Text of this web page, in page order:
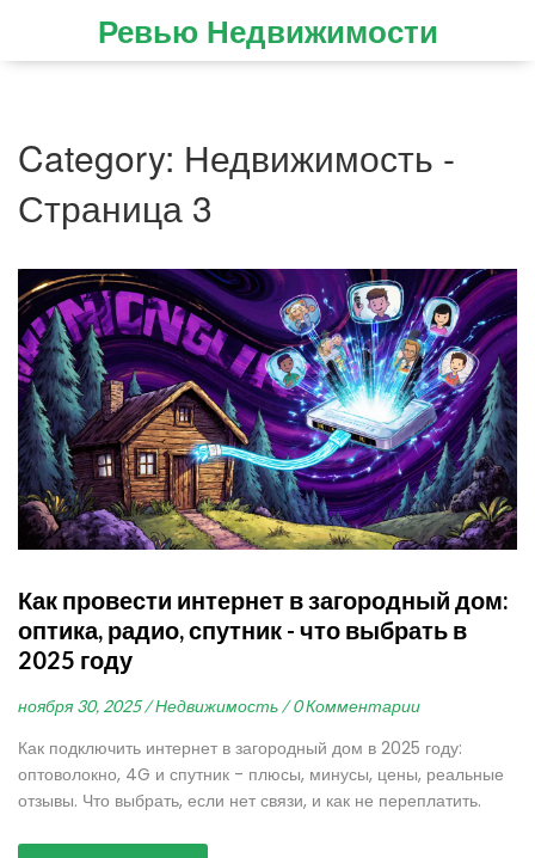
Ревью Недвижимости
Category: Недвижимость -
Страница 3
Как провести интернет в загородный дом:
оптика, радио, спутник - что выбрать в
2025 году
ноября 30, 2025 / Недвижимость / 0 Комментарии
Как подключить интернет в загородный дом в 2025 году:
оптоволокно, 4G и спутник - плюсы, минусы, цены, реальные
отзывы. Что выбрать, если нет связи, и как не переплатить.